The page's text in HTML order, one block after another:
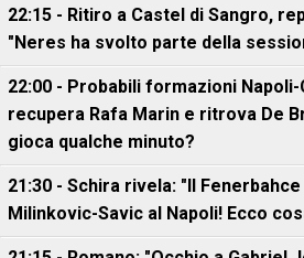
22:15 - Ritiro a Castel di Sangro,
"Neres ha svolto parte della
22:00 - Probabili formazioni
recupera Rafa Marin e ritrova De
gioca qualche minuto?
21:30 - Schira rivela: "Il
Milinkovic-Savic al Napoli! Ecco